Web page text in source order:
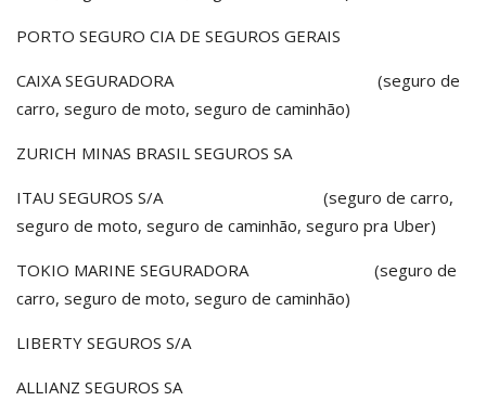
PORTO SEGURO CIA DE SEGUROS GERAIS
CAIXA SEGURADORA (seguro de
carro, seguro de moto, seguro de caminhão)
ZURICH MINAS BRASIL SEGUROS SA
ITAU SEGUROS S/A (seguro de carro,
seguro de moto, seguro de caminhão, seguro pra Uber)
TOKIO MARINE SEGURADORA (seguro de
carro, seguro de moto, seguro de caminhão)
LIBERTY SEGUROS S/A
ALLIANZ SEGUROS SA